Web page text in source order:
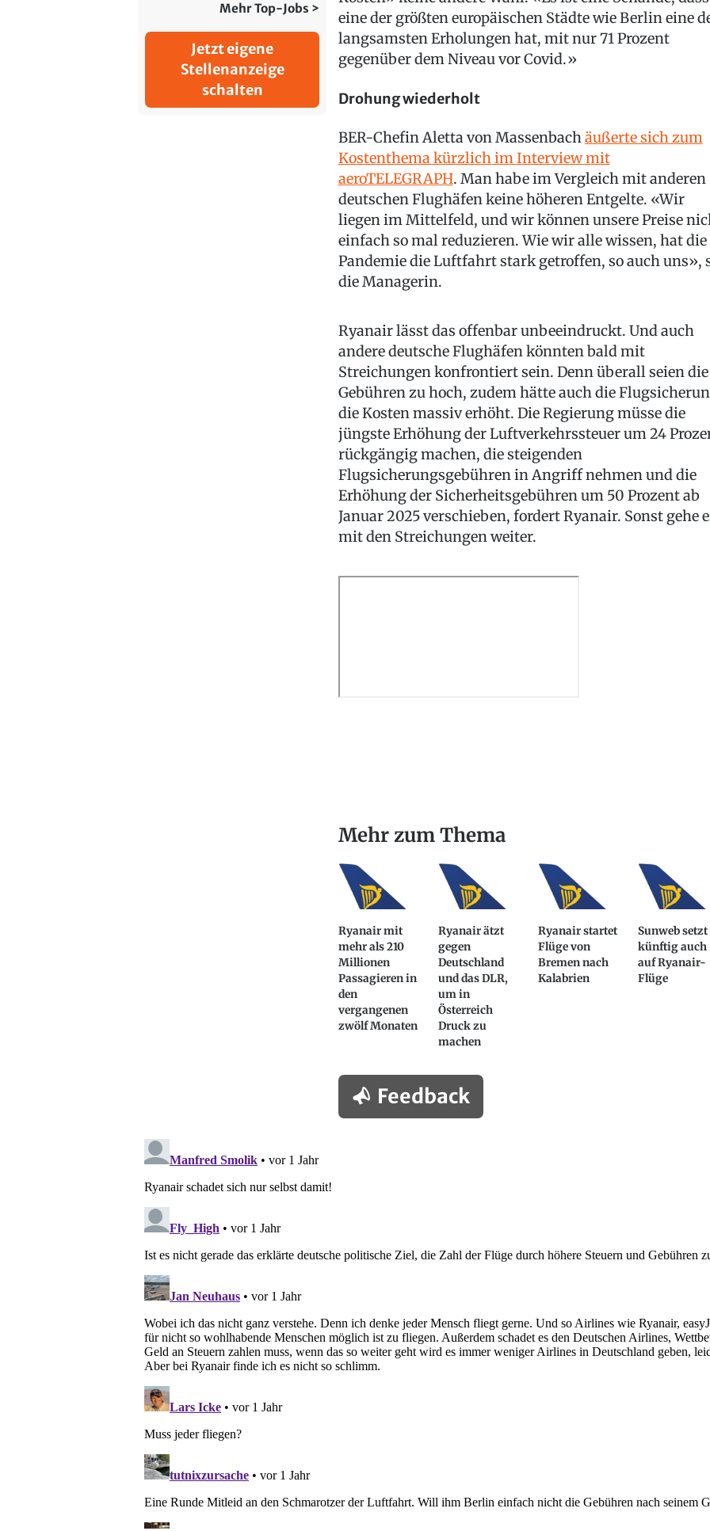
Mehr Top-Jobs >
Jetzt eigene
Stellenanzeige
schalten
eine der größten europäischen Städte wie Berlin eine
langsamsten Erholungen hat, mit nur 71 Prozent
gegenüber dem Niveau vor Covid.»
Drohung wiederholt
BER-Chefin Aletta von Massenbachäußerte sich zum
Kostenthema kürzlich im Interview mit
aeroTELEGRAPH. Man habe im Vergleich mit anderen
deutschen Flughäfen keine höheren Entgelte. «Wir
liegen im Mittelfeld, und wir können unsere Preise
einfach so mal reduzieren. Wie wir alle wissen, hat die
Pandemie die Luftfahrt stark getroffen, so auch uns»,
die Managerin.
Ryanair lässt das offenbar unbeeindruckt. Und auch
andere deutsche Flughäfen könnten bald mit
Streichungen konfrontiert sein. Denn überall seien die
Gebühren zu hoch, zudem hätte auch die
die Kosten massiv erhöht. Die Regierung müsse die
jüngste Erhöhung der Luftverkehrssteuer um 24
rückgängig machen, die steigenden
Flugsicherungsgebühren in Angriff nehmen und die
Erhöhung der Sicherheitsgebühren um 50 Prozent ab
Januar 2025 verschieben, fordert Ryanair. Sonst gehe
mit den Streichungen weiter.
Mehr zum Thema
Ryanair mit
mehr als 210
Millionen
Passagieren in
den
vergangenen
zwölf Monaten
Ryanair ätzt
gegen
Deutschland
und das DLR,
um in
Österreich
Druck zu
machen
Ryanair startet
Flüge von
Bremen nach
Kalabrien
Sunweb setzt
künftig auch
auf Ryanair-
Flüge
Feedback